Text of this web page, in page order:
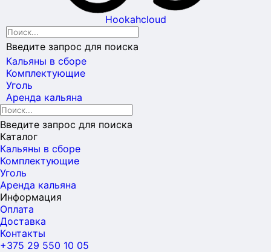
Hookahcloud
Введите запрос для поиска
Кальяны в сборе
Комплектующие
Уголь
Аренда кальяна
Введите запрос для поиска
Каталог
Кальяны в сборе
Комплектующие
Уголь
Аренда кальяна
Информация
Оплата
Доставка
Контакты
+375 29 550 10 05